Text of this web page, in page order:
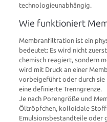
technologieunabhängig.
Wie funktioniert
Membranfiltration ist ein
bedeutet: Es wird nicht zuerst
chemisch reagiert, sondern
wird mit Druck an einer
vorbeigeführt oder durch sie
eine definierte Trenngrenze.
Je nach Porengröße und
Öltröpfchen, kolloidale
Emulsionsbestandteile oder